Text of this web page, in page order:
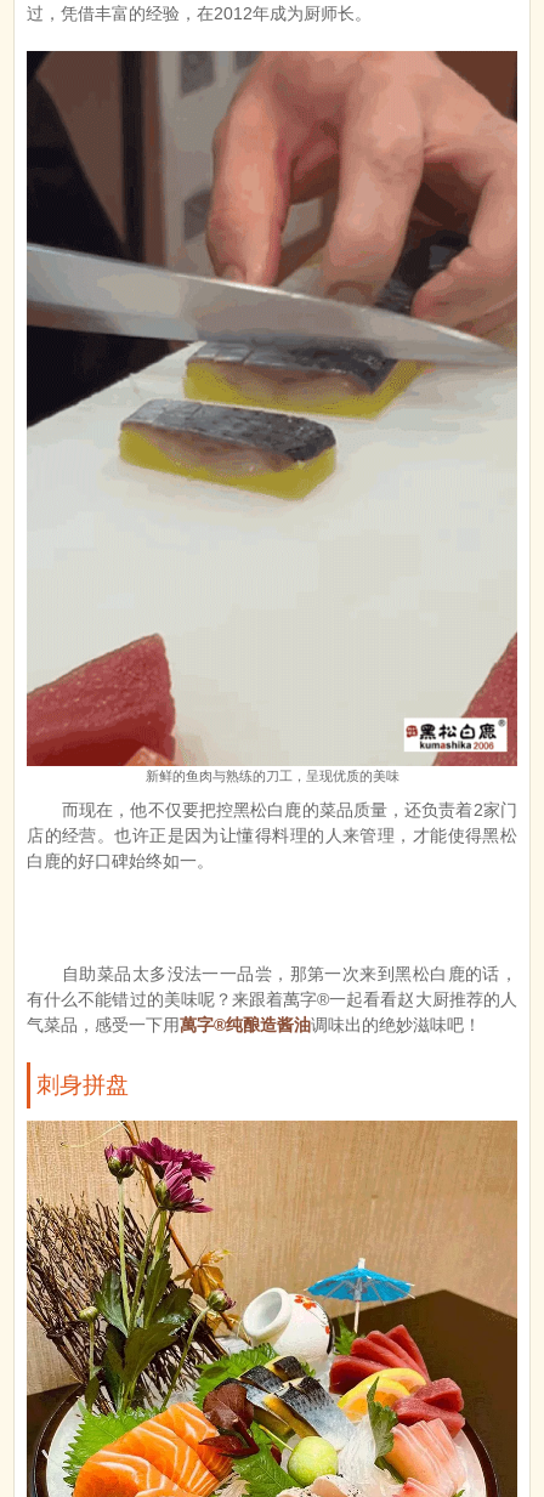
过，凭借丰富的经验，在2012年成为厨师长。
新鲜的鱼肉与熟练的刀工，呈现优质的美味
而现在，他不仅要把控黑松白鹿的菜品质量，还负责着2家门
店的经营。也许正是因为让懂得料理的人来管理，才能使得黑松
白鹿的好口碑始终如一。
自助菜品太多没法一一品尝，那第一次来到黑松白鹿的话，
有什么不能错过的美味呢？来跟着萬字®一起看看赵大厨推荐的人
气菜品，感受一下用萬字®纯酿造酱油调味出的绝妙滋味吧！
刺身拼盘